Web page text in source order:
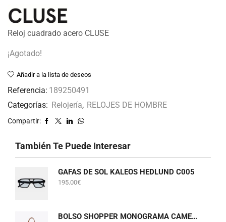
Reloj cuadrado acero CLUSE
¡Agotado!
Añadir a la lista de deseos
Referencia: 189250491
Categorías: Relojería, RELOJES DE HOMBRE
Compartir:
También Te Puede Interesar
GAFAS DE SOL KALEOS HEDLUND C005
195.00€
BOLSO SHOPPER MONOGRAMA CAMEL LOLA CASADEMUNT LF2604075